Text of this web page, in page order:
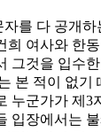
를 다 공개하
희 여사와 한
그것을 입수
본 적이 없기
누군가가 제3
입장에서는